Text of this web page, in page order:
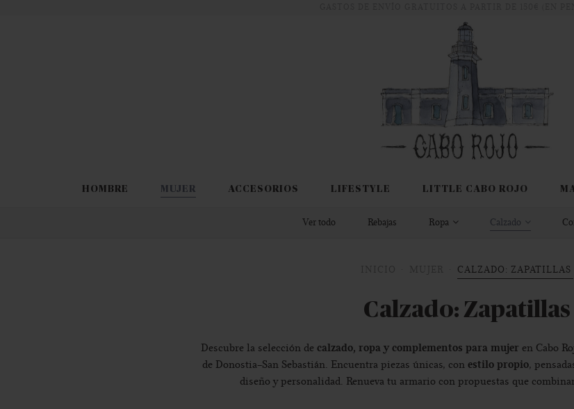
HOMBRE MUJER ACCESORIOS LIFESTYLE LITTLE CABO ROJO
Ver todo Rebajas Ropa Calzado
CALZADO: ZAPATILLAS
Calzado: Zapatillas
Descubre la selección de calzado, ropa y complementos para mujer en Cabo
de Donostia-San Sebastián. Encuentra piezas únicas, con estilo propio,
diseño y personalidad. Renueva tu armario con propuestas que